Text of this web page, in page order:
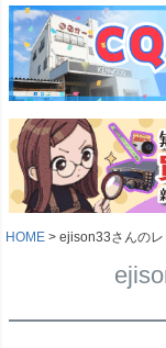
HOME ejison33さんのレ